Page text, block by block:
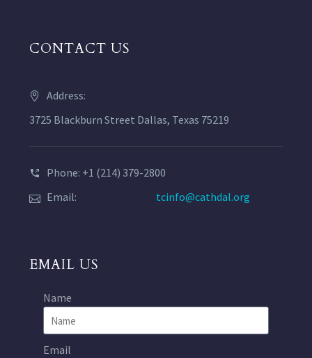
CONTACT US
Address:
3725 Blackburn Street Dallas, Texas 75219
Phone: +1 (214) 379-2800
Email:
tcinfo@cathdal.org
EMAIL US
Name
Email